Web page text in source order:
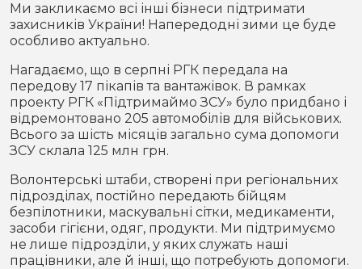
Ми закликаємо всі інші бізнеси підтримати
захисників України! Напередодні зими це буде
особливо актуально.
Нагадаємо, що в серпні РГК передала на
передову 17 пікапів та вантажівок. В рамках
проекту РГК «Підтримаймо ЗСУ» було придбано і
відремонтовано 205 автомобілів для військових.
Всього за шість місяців загально сума допомоги
ЗСУ склала 125 млн грн.
Волонтерські штаби, створені при регіональних
підрозділах, постійно передають бійцям
безпілотники, маскувальні сітки, медикаменти,
засоби гігієни, одяг, продукти. Ми підтримуємо
не лише підрозділи, у яких служать наші
працівники, але й інші, що потребують допомоги.